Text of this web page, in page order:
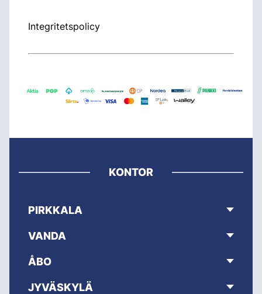
Integritetspolicy
KONTOR
PIRKKALA
VANDA
ÅBO
JYVÄSKYLÄ